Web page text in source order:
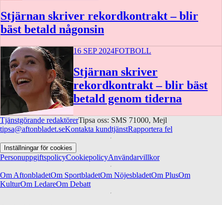
Stjärnan skriver rekordkontrakt – blir
bäst betald någonsin
16 SEP 2024FOTBOLL
Stjärnan skriver
rekordkontrakt – blir bäst
betald genom tiderna
Tjänstgörande redaktörerTipsa oss: SMS 71000, Mejl
tipsa@aftonbladet.seKontakta kundtjänstRapportera fel
Inställningar för cookies
PersonuppgiftspolicyCookiepolicyAnvändarvillkor
Om AftonbladetOm SportbladetOm NöjesbladetOm PlusOm
KulturOm LedareOm Debatt